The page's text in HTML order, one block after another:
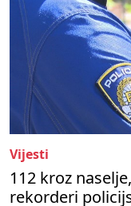
Vijesti
112 kroz
rekorderi